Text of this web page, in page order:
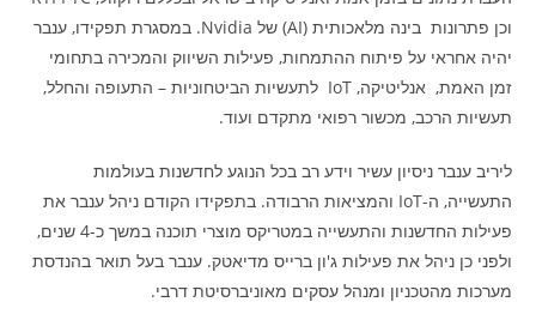
וכן פתרונות בינה מלאכותית (AI) של Nvidia. במסגרת תפקידו, ענבר
יהיה אחראי על פיתוח ההתמחות, פעילות השיווק והמכירה בתחומי
זמן האמת, אנליטיקה, IoT לתעשיות הביטחוניות – התעופה והחלל,
תעשיות הרכב, מכשור רפואי מתקדם ועוד.
ליריב ענבר ניסיון עשיר וידע רב בכל הנוגע לחדשנות בעולמות
התעשייה, ה-IoT והמציאות הרבודה. בתפקידו הקודם ניהל ענבר את
פעילות החדשנות והתעשייה במטריקס מוצרי תוכנה במשך כ-4 שנים,
ולפני כן ניהל את פעילות ג'ון ברייס מדיאטק. ענבר בעל תואר בהנדסת
מערכות מהטכניון ומנהל עסקים מאוניברסיטת דרבי.